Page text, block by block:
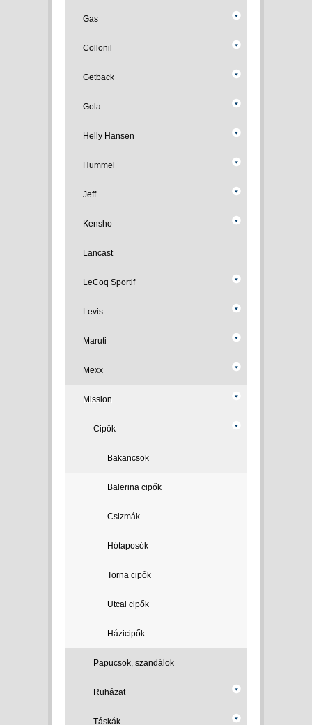
Gas
Collonil
Getback
Gola
Helly Hansen
Hummel
Jeff
Kensho
Lancast
LeCoq Sportif
Levis
Maruti
Mexx
Mission
Cipők
Bakancsok
Balerina cipők
Csizmák
Hótaposók
Torna cipők
Utcai cipők
Házicipők
Papucsok, szandálok
Ruházat
Táskák